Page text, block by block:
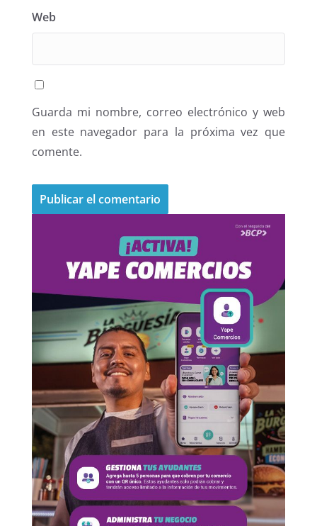
Web
Guarda mi nombre, correo electrónico y web
en este navegador para la próxima vez que
comente.